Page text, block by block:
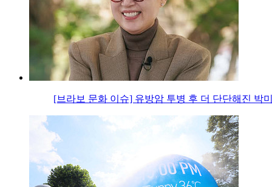
[브라보 문화 이슈] 유방암 투병 후 더 단단해진 박